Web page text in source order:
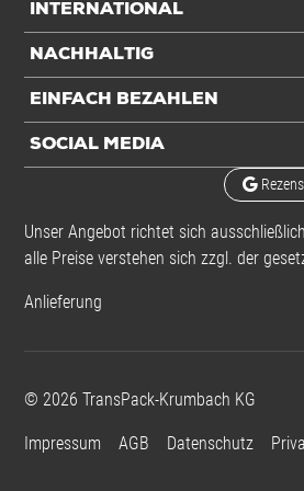
Belastbarkeit 20
Transport
Gurtmaß
DHL/DPD/UPS
Hermes/GLS
INTERNATIONAL
NACHHALTIG
EINFACH BEZAHLEN
SOCIAL MEDIA
Unser Angebot richtet sich
alle Preise verstehen sich zzgl. der
Anlieferung
© 2026 TransPack-Krumbach KG
Impressum AGB Datenschutz